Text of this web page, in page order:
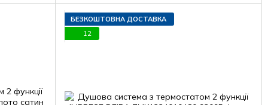
БЕЗКОШТОВНА ДОСТАВКА
12